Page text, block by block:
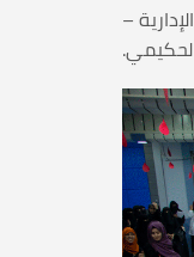
الإدارية –